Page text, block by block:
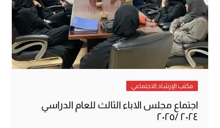
مكتب الإرشاد الاجتماعي
اجتماع مجلس الاباء الثالث للعام الدراسي
٢٠٢٤ /٢٠٢٥